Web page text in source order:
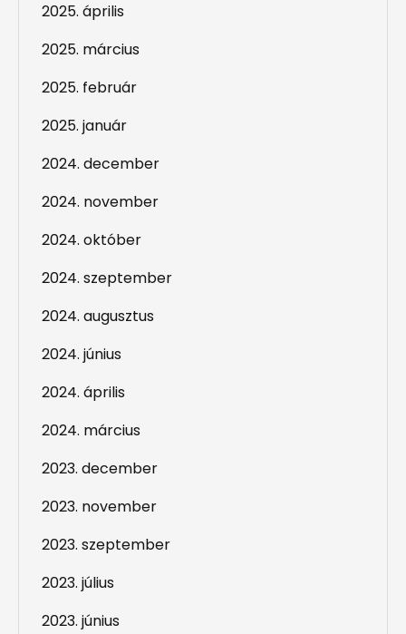
2025. április
2025. március
2025. február
2025. január
2024. december
2024. november
2024. október
2024. szeptember
2024. augusztus
2024. június
2024. április
2024. március
2023. december
2023. november
2023. szeptember
2023. július
2023. június